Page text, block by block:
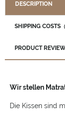
DESCRIPTION
SHIPPING COSTS
PRODUCT
Wir stellen
Die Kissen sind